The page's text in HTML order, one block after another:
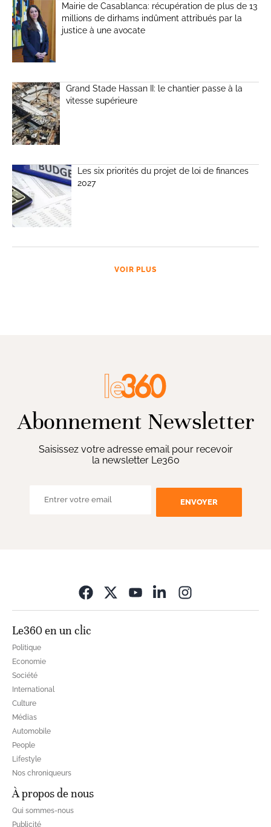
Mairie de Casablanca: récupération de plus de 13
millions de dirhams indûment attribués par la
justice à une avocate
Grand Stade Hassan II: le chantier passe à la
vitesse supérieure
Les six priorités du projet de loi de finances
2027
VOIR PLUS
Abonnement Newsletter
Saisissez votre adresse email pour recevoir
la newsletter Le360
ENVOYER
Le360 en un clic
Politique
Economie
Société
International
Culture
Médias
Automobile
People
Lifestyle
Nos chroniqueurs
À propos de nous
Qui sommes-nous
Publicité